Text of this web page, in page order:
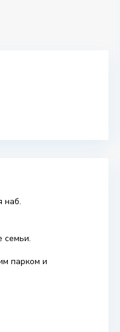
наб.
семьи.
парком и